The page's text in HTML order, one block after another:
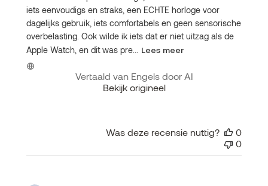
iets eenvoudigs en straks, een ECHTE horloge voor
dagelijks gebruik, iets comfortabels en geen sensorische
overbelasting. Ook wilde ik iets dat er niet uitzag als de
Apple Watch, en dit was pre...
Lees meer
Vertaald van Engels door AI
Bekijk origineel
Was deze recensie nuttig?
0
0